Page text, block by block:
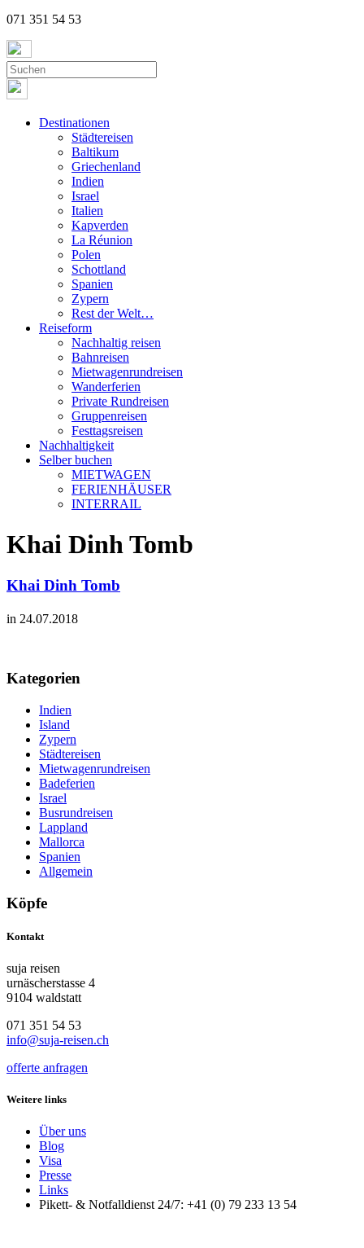
071 351 54 53
Destinationen
Städtereisen
Baltikum
Griechenland
Indien
Israel
Italien
Kapverden
La Réunion
Polen
Schottland
Spanien
Zypern
Rest der Welt…
Reiseform
Nachhaltig reisen
Bahnreisen
Mietwagenrundreisen
Wanderferien
Private Rundreisen
Gruppenreisen
Festtagsreisen
Nachhaltigkeit
Selber buchen
MIETWAGEN
FERIENHÄUSER
INTERRAIL
Khai Dinh Tomb
Khai Dinh Tomb
in 24.07.2018
Kategorien
Indien
Island
Zypern
Städtereisen
Mietwagenrundreisen
Badeferien
Israel
Busrundreisen
Lappland
Mallorca
Spanien
Allgemein
Köpfe
Kontakt
suja reisen
urnäscherstasse 4
9104 waldstatt
071 351 54 53
info@suja-reisen.ch
offerte anfragen
Weitere links
Über uns
Blog
Visa
Presse
Links
Pikett- & Notfalldienst 24/7: +41 (0) 79 233 13 54